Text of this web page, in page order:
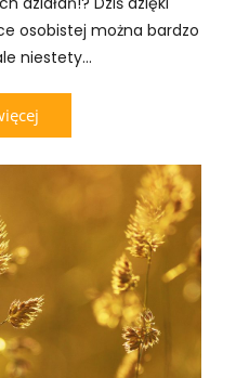
osobistej można bardzo
niestety...